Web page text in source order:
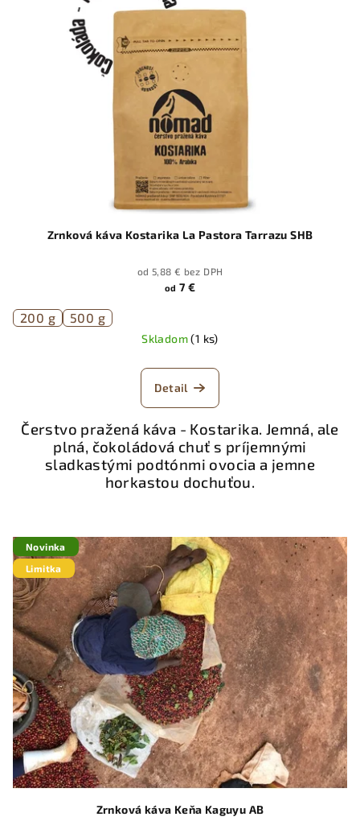
Zrnková káva Kostarika La Pastora Tarrazu SHB
od 5,88 € bez DPH
od 7 €
200 g 500 g
Skladom(1 ks)
Detail
Čerstvo pražená káva - Kostarika. Jemná, ale
plná, čokoládová chuť s príjemnými
sladkastými podtónmi ovocia a jemne
horkastou dochuťou.
Novinka
Limitka
Zrnková káva Keňa Kaguyu AB